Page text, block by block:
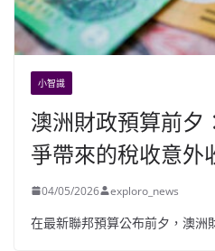
小智識
澳洲財政預算前夕
爭帶來的稅收意外
04/05/2026 exploro_news
在最新聯邦預算公布前夕，澳洲